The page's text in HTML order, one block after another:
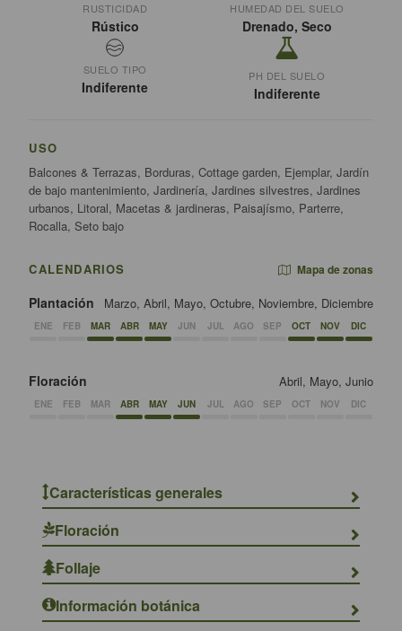
RUSTICIDAD
Rústico
HUMEDAD DEL SUELO
Drenado, Seco
SUELO TIPO
Indiferente
PH DEL SUELO
Indiferente
USO
Balcones & Terrazas, Borduras, Cottage garden, Ejemplar, Jardín
de bajo mantenimiento, Jardinería, Jardines silvestres, Jardines
urbanos, Litoral, Macetas & jardineras, Paisajísmo, Parterre,
Rocalla, Seto bajo
CALENDARIOS Mapa de zonas
Plantación Marzo, Abril, Mayo, Octubre, Noviembre, Diciembre
ENE FEB MAR ABR MAY JUN JUL AGO SEP OCT NOV DIC
Floración Abril, Mayo, Junio
ENE FEB MAR ABR MAY JUN JUL AGO SEP OCT NOV DIC
Características generales
Floración
Follaje
Información botánica